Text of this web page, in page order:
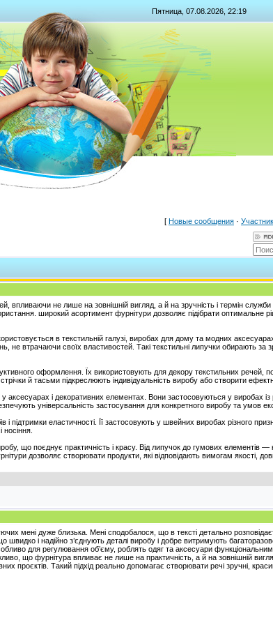
Пятница, 07.08.2026, 22:19
[ Новые сообщения ·
впливаючи не лише на зовнішній вигляд, а й на зручність і термін
широкий асортимент фурнітури дозволяє підібрати оптимальне
в текстильній галузі, виробах для дому та модних
не втрачаючи своїх властивостей. Такі текстильні липучки обирають за
оформлення. Їх використовують для декору текстильних речей,
й тасьми підкреслюють індивідуальність виробу або створити
аксесуарах і декоративних елементах. Вони застосовуються у виробах
універсальність застосування для конкретного виробу та умов
підтримки еластичності. Її застосовують у швейних виробах різного
носіння.
що поєднує практичність і красу. Від липучок до гумових елементів
дозволяє створювати продукти, які відповідають вимогам якості,
мені дуже близька. Мені сподобалося, що в тексті детально
швидко і надійно з’єднують деталі виробу і добре витримують
для регулювання об’єму, роблять одяг та аксесуари
що фурнітура впливає не лише на практичність, а й на зовнішній
проєктів. Такий підхід реально допомагає створювати речі зручні,